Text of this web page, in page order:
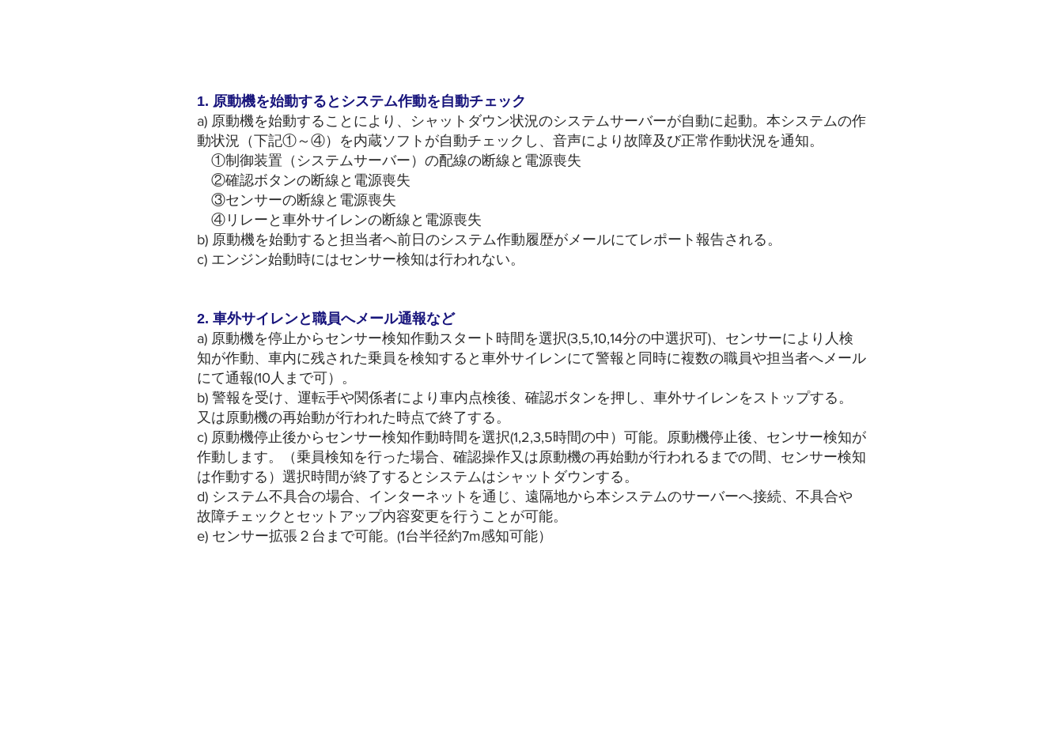
1. 原動機を始動するとシステム作動を自動チェック
a) 原動機を始動することにより、シャットダウン状況のシステムサーバーが自動に起動。本システムの作
動状況（下記①～④）を内蔵ソフトが自動チェックし、音声により故障及び正常作動状況を通知。
①制御装置（システムサーバー）の配線の断線と電源喪失
②確認ボタンの断線と電源喪失
③センサーの断線と電源喪失
④リレーと車外サイレンの断線と電源喪失
b) 原動機を始動すると担当者へ前日のシステム作動履歴がメールにてレポート報告される。
c) エンジン始動時にはセンサー検知は行われない。
2. 車外サイレンと職員へメール通報など
a) 原動機を停止からセンサー検知作動スタート時間を選択(3,5,10,14分の中選択可)、センサーにより人検
知が作動、車内に残された乗員を検知すると車外サイレンにて警報と同時に複数の職員や担当者へメール
にて通報(10人まで可）。
b) 警報を受け、運転手や関係者により車内点検後、確認ボタンを押し、車外サイレンをストップする。
又は原動機の再始動が行われた時点で終了する。
c) 原動機停止後からセンサー検知作動時間を選択(1,2,3,5時間の中）可能。原動機停止後、センサー検知が
作動します。（乗員検知を行った場合、確認操作又は原動機の再始動が行われるまでの間、センサー検知
は作動する）選択時間が終了するとシステムはシャットダウンする。
d) システム不具合の場合、インターネットを通じ、遠隔地から本システムのサーバーへ接続、不具合や
故障チェックとセットアップ内容変更を行うことが可能。
e) センサー拡張２台まで可能。(1台半径約7m感知可能）